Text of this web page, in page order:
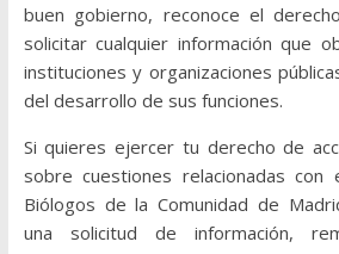
buen gobierno, reconoce el
solicitar cualquier información que
instituciones y organizaciones
del desarrollo de sus funciones.
Si quieres ejercer tu derecho de
sobre cuestiones relacionadas con
Biólogos de la Comunidad de
una solicitud de información,